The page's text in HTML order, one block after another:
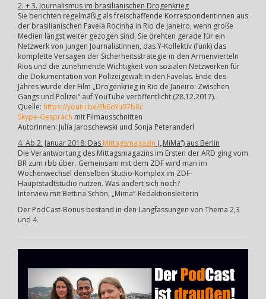
2. + 3. Journalismus im brasilianischen Drogenkrieg
Sie berichten regelmäßig als freischaffende Korrespondentinnen aus
der brasilianischen Favela Rocinha in Rio de Janeiro, wenn große
Medien längst weiter gezogen sind. Sie drehten gerade für ein
Netzwerk von jungen JournalistInnen, das Y-Kollektiv (funk) das
komplette Versagen der Sicherheitsstrategie in den Armenvierteln
Rios und die zunehmende Wichtigkeit von sozialen Netzwerken für
die Dokumentation von Polizeigewalt in den Favelas. Ende des
Jahres wurde der Film „Drogenkrieg in Rio de Janeiro: Zwischen
Gangs und Polizei“ auf YouTube veröffentlicht (28.12.2017).
Quelle: https://youtu.be/Ek6cRu97b8c
Skype-Gespräch mit Filmausschnitten
Autorinnen: Julia Jaroschewski und Sonja Peteranderl
4. Ab 2. Januar 2018: Das Mittagsmagazin („MiMa“) aus Berlin
Die Verantwortung des Mittagsmagazins im Ersten der ARD ging vom
BR zum rbb über. Gemeinsam mit dem ZDF wird man im
Wochenwechsel denselben Studio-Komplex im ZDF-
Hauptstadtstudio nutzen. Was ändert sich noch?
Interview mit Bettina Schön, „Mima“-Redaktionsleiterin
Der PodCast-Bonus bestand in den Langfassungen von Thema 2,3
und 4.